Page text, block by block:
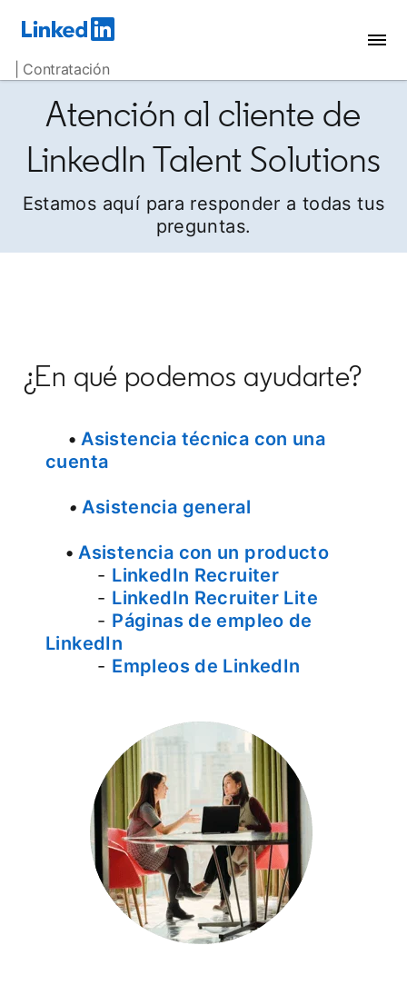
| Contratación
Atención al cliente de
LinkedIn Talent Solutions
Estamos aquí para responder a todas tus
preguntas.
¿En qué podemos ayudarte?
•Asistencia técnica con una
cuenta
•Asistencia general
•Asistencia con un producto
- LinkedIn Recruiter
- LinkedIn Recruiter Lite
- Páginas de empleo de
LinkedIn
- Empleos de LinkedIn